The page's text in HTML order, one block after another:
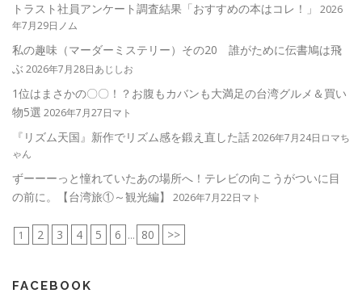
トラスト社員アンケート調査結果「おすすめの本はコレ！」
2026
年7月29日ノム
私の趣味（マーダーミステリー）その20 誰がために伝書鳩は飛
ぶ2026年7月28日あじしお
1位はまさかの〇〇！？お腹もカバンも大満足の台湾グルメ＆買い
物5選 2026年7月27日マト
『リズム天国』新作でリズム感を鍛え直した話2026年7月24日ロマち
ゃん
ずーーーっと憧れていたあの場所へ！テレビの向こうがついに目
の前に。【台湾旅①～観光編】
2026年7月22日マト
1 2 3 4 5 6 ... 80 >>
FACEBOOK